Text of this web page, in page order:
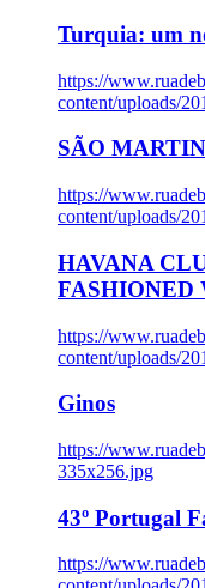
Turquia: um
https://
content/uploads/
SÃO
https://
content/uploads/
HAVANA
FASHIONED
https://
content/uploads/
Ginos
https://
335x256.jpg
43º Portugal
https://